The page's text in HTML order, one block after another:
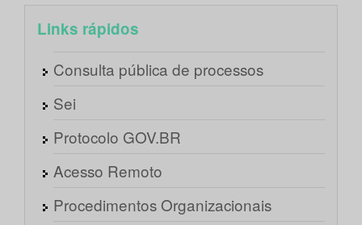
Links rápidos
Consulta pública de processos
Sei
Protocolo GOV.BR
Acesso Remoto
Procedimentos Organizacionais